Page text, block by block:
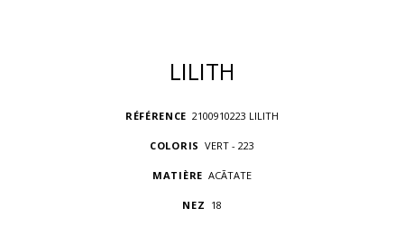
LILITH
RÉFÉRENCE 2100910223 LILITH
COLORIS VERT - 223
MATIÈRE ACÃTATE
NEZ 18